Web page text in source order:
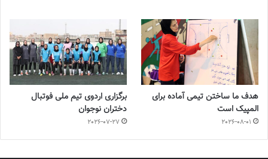
هدف ما ساختن تیمی آماده برای
المپیک است
2026-08-01
برگزاری اردوی تیم ملی فوتبال
دختران نوجوان
2026-07-27